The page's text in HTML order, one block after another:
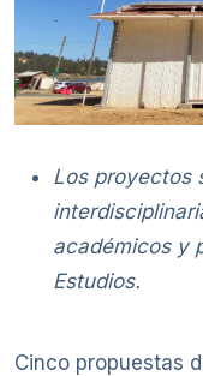
Los proyectos
académicos y
Estudios.
Cinco propuestas